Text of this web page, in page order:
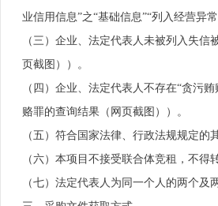
业信用信息”之“基础信息”“列入经营异
（三）企业、法定代表人未被列入失
页截图））。
（四）企业、法定代表人不存在“贪污
赂罪的查询结果（网页截图））。
（五）符合国家法律、行政法规规定的
（六）本项目不接受联合体竞租，不得
（七）法定代表人为同一个人的两个